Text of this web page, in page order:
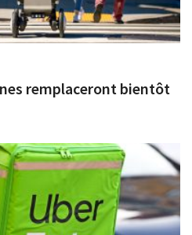
remplaceront bientôt